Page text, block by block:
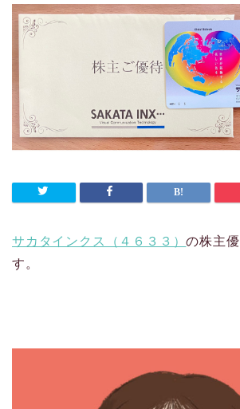
サカタインクス（４６３３）の株主
す。